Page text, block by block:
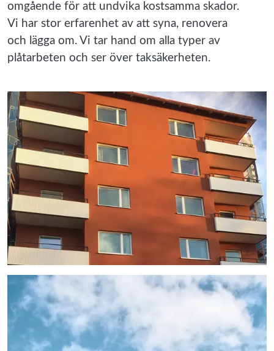
omgående för att undvika kostsamma skador.
Vi har stor erfarenhet av att syna, renovera
och lägga om. Vi tar hand om alla typer av
plåtarbeten och ser över taksäkerheten.